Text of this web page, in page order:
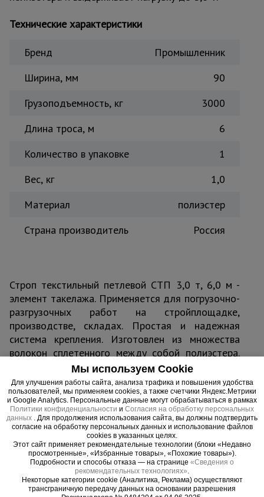
Технические характеристики
Бренд
Промышленник
Ширина, мм
90
Грузоподъемность, кг
3000
Длина троса, м
6
Количество в упаковке
1
Вес, кг
1,0
Материал
полиэстер
Страна производитель
Россия
Строп текстильный петлевой СТП 3,0 т, 6,0 м -
элемент такелажа. Применяется для погрузочно-
разгрузочных работ на стройплощадке,
производстве, складах. Простая и надежная
система крепления. Изготовлен из множества
волокон сплетенного между собой полиэстера.
Прочен и выдерживает нагрузку до 3,0 т. В
отличие от металлических цепей не повреждает
лакокрасочное покрытие транспортируемого
объекта. Длины 6,0 м достаточно для
закрепления и подъема груза практических
любых габаритов.
Важные преимущества –
Мы используем Cookie
Для улучшения работы сайта, анализа трафика и повышения удобства
пользователей, мы применяем cookies, а также счетчики Яндекс.Метрики
и Google Analytics. Персональные данные могут обрабатываться в рамках
Политики конфиденциальности и Согласия на обработку персональных
данных . Для продолжения использования сайта, вы должны подтвердить
согласие на обработку персональных данных и использование файлов
cookies в указанных целях.
Этот сайт применяет рекомендательные технологии (блоки «Недавно
просмотренные», «Избранные товары», «Похожие товары»).
Подробности и способы отказа — на странице «Сведения о
рекомендательных технологиях».
Некоторые категории cookie (Аналитика, Реклама) осуществляют
трансграничную передачу данных на основании разрешения